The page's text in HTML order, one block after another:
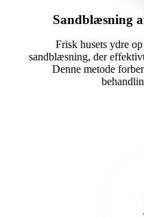
Sandblæsning
Frisk husets ydre
sandblæsning, der
Denne metode